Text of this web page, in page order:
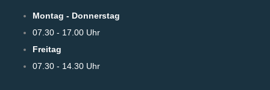
Montag - Donnerstag
07.30 - 17.00 Uhr
Freitag
07.30 - 14.30 Uhr